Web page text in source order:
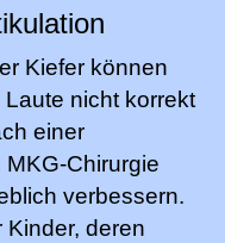
Kiefer können
nicht korrekt
einer
Chirurgie
verbessern.
Kinder, deren